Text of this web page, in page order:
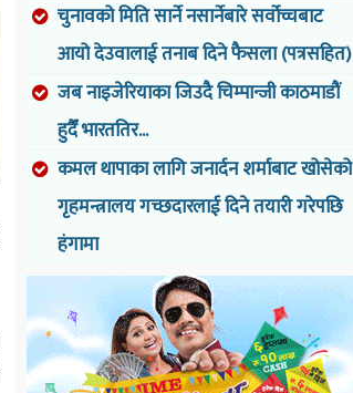
चुनावको मिति सार्ने नसार्नेबारे सर्वोच्चबाट
आयो देउवालाई तनाब दिने फैसला (पत्रसहित)
जब नाइजेरियाका जिउदै चिम्पान्जी काठमाडौं
हुदैँ भारततिर...
कमल थापाका लागि जनार्दन शर्माबाट खोसेको
गृहमन्त्रालय गच्छदारलाई दिने तयारी गरेपछि
हंगामा